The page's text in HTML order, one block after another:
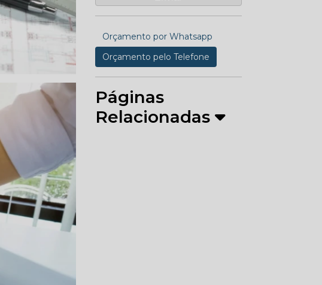
Orçamento por Whatsapp
Orçamento pelo Telefone
Páginas
Relacionadas